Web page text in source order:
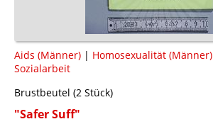
Aids (Männer) | Homosexualität (Männer)
Sozialarbeit
Brustbeutel (2 Stück)
"Safer Suff"